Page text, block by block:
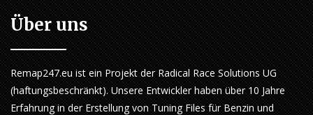
Über uns
Remap247.eu ist ein Projekt der Radical Race Solutions UG
(haftungsbeschränkt). Unsere Entwickler haben über 10 Jahre
Erfahrung in der Erstellung von Tuning Files für Benzin und